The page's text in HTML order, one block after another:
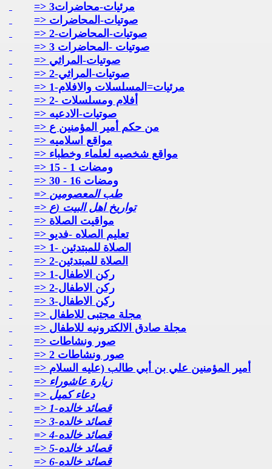
=> مرئيات-محاضرات3
=> صوتيات-المحاضرات
=> صوتيات-المحاضرات-2
=> صوتيات -المحاضرات 3
=> صوتيات-المراثي
=> صوتيات-المراثي-2
=> مرئيات=المسلسلات والافلام-1
=> أفلام ومسلسلات -2
=> صوتيات-الادعيه
=> من حكم أمير المؤمنين ع
=> مواقع اسلاميه
=> مواقع شخصيه لعلماء وخطباء
=> ومضات 1 - 15
=> ومضات 16 - 30
=> طب المعصومين
=> تواريخ اهل البيت (ع
=> مواقيت الصلاة
=> تعليم الصلاه -فديو
=> الصلاة للمبتدئين -1
=> الصلاة للمبتدئين-2
=> ركن الاطفال-1
=> ركن الاطفال-2
=> ركن الاطفال-3
=> مجلة مجتبى للاطفال
=> مجلة صادق الالكترونيه للاطفال
=> صور ونشاطات
=> صور ونشاطات 2
=> أمير المؤمنين علي بن أبي طالب (عليه السلام
=> زيارة عاشوراء
=> دعاء كميل
=> قصائد خالده-1
=> قصائد خالده-3
=> قصائد خالده-4
=> قصائد خالده-5
=> قصائد خالده-6